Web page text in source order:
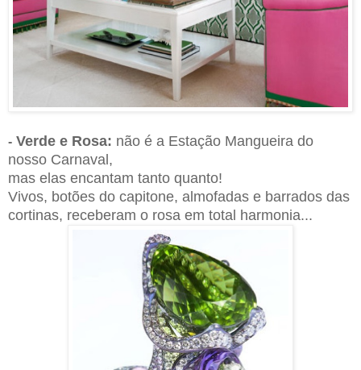
- Verde e Rosa: não é a Estação Mangueira do
nosso Carnaval,
mas elas encantam tanto quanto!
Vivos, botões do capitone, almofadas e barrados das
cortinas, receberam o rosa em total harmonia...